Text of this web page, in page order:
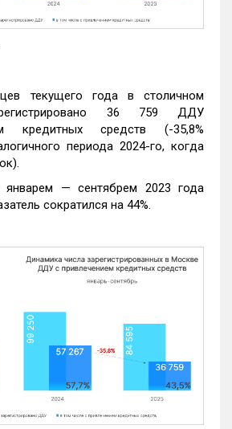
текущего года в столичном
36 759 ДДУ
кредитных средств (-35,8%
периода 2024-го, когда
— сентябрем 2023 года
сократился на 44%.